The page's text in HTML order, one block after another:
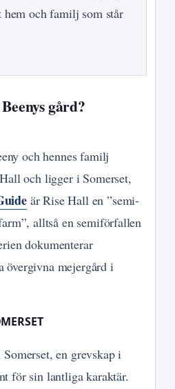
hem och familj som står
gård?
och hennes familj
och ligger i Somerset,
är Rise Hall en ”semi-
alltså en semiförfallen
dokumenterar
övergivna mejergård i
en grevskap i
för sin lantliga karaktär.